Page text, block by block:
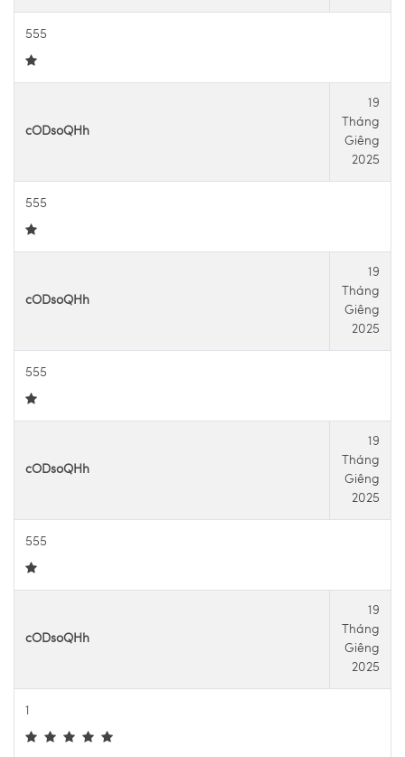
555
cODsoQHh
19
Tháng
Giêng
2025
555
cODsoQHh
19
Tháng
Giêng
2025
555
cODsoQHh
19
Tháng
Giêng
2025
555
cODsoQHh
19
Tháng
Giêng
2025
1